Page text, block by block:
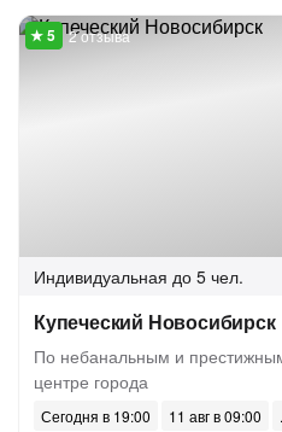
2 отзыва
Индивидуальная до 5 чел.
Купеческий Новосибирск
По небанальным и
центре города
Сегодня в 19:00 11 авг в 09:00